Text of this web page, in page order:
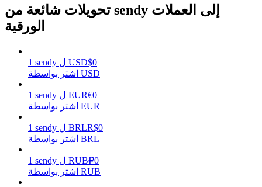
يكسب
تحويلات شائعة من sendy إلى العملات
الورقية
1 sendy ل USD$0
اشتر بواسطة USD
1 sendy ل EUR€0
اشتر بواسطة EUR
1 sendy ل BRLR$0
اشتر بواسطة BRL
1 sendy ل RUB₽0
اشتر بواسطة RUB